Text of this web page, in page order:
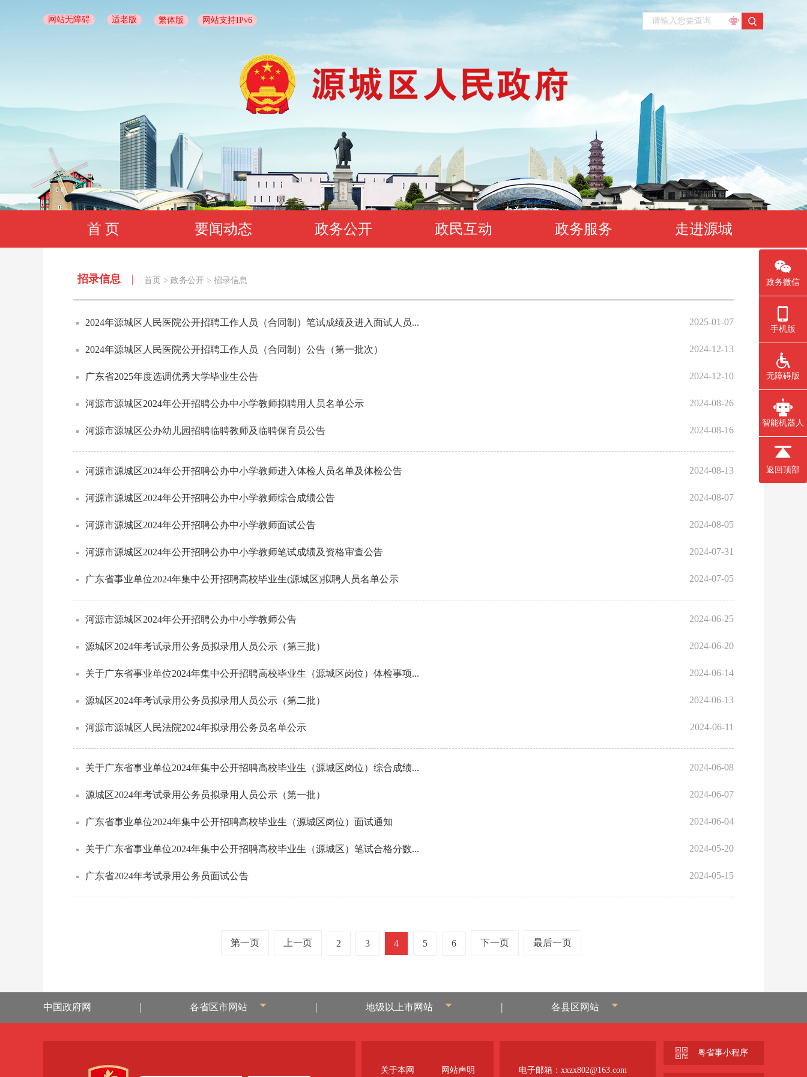
网站无障碍 适老版 繁体版 网站支持IPv6
首 页 要闻动态 政务公开 政民互动 政务服务 走进源城
招录信息 | 首页 > 政务公开 > 招录信息
2024年源城区人民医院公开招聘工作人员（合同制）笔试成绩及进入面试人员... 2025-01-07
2024年源城区人民医院公开招聘工作人员（合同制）公告（第一批次） 2024-12-13
广东省2025年度选调优秀大学毕业生公告 2024-12-10
河源市源城区2024年公开招聘公办中小学教师拟聘用人员名单公示 2024-08-26
河源市源城区公办幼儿园招聘临聘教师及临聘保育员公告 2024-08-16
河源市源城区2024年公开招聘公办中小学教师进入体检人员名单及体检公告 2024-08-13
河源市源城区2024年公开招聘公办中小学教师综合成绩公告 2024-08-07
河源市源城区2024年公开招聘公办中小学教师面试公告 2024-08-05
河源市源城区2024年公开招聘公办中小学教师笔试成绩及资格审查公告 2024-07-31
广东省事业单位2024年集中公开招聘高校毕业生(源城区)拟聘人员名单公示 2024-07-05
河源市源城区2024年公开招聘公办中小学教师公告 2024-06-25
源城区2024年考试录用公务员拟录用人员公示（第三批） 2024-06-20
关于广东省事业单位2024年集中公开招聘高校毕业生（源城区岗位）体检事项... 2024-06-14
源城区2024年考试录用公务员拟录用人员公示（第二批） 2024-06-13
河源市源城区人民法院2024年拟录用公务员名单公示 2024-06-11
关于广东省事业单位2024年集中公开招聘高校毕业生（源城区岗位）综合成绩... 2024-06-08
源城区2024年考试录用公务员拟录用人员公示（第一批） 2024-06-07
广东省事业单位2024年集中公开招聘高校毕业生（源城区岗位）面试通知 2024-06-04
关于广东省事业单位2024年集中公开招聘高校毕业生（源城区）笔试合格分数... 2024-05-20
广东省2024年考试录用公务员面试公告 2024-05-15
第一页 上一页 2 3 4 5 6 下一页 最后一页
中国政府网 | 各省区市网站 | 地级以上市网站 | 各县区网站
关于本网 网站声明 电子邮箱：xxzx802@163.com
粤省事小程序
政务微信
手机版
无障碍版
智能机器人
返回顶部